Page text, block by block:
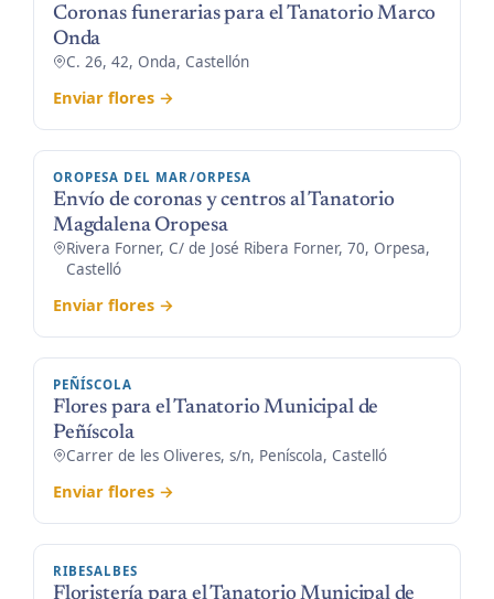
Coronas funerarias para el Tanatorio Marco
Onda
C. 26, 42, Onda, Castellón
Enviar flores →
OROPESA DEL MAR/ORPESA
Envío de coronas y centros al Tanatorio
Magdalena Oropesa
Rivera Forner, C/ de José Ribera Forner, 70, Orpesa,
Castelló
Enviar flores →
PEÑÍSCOLA
Flores para el Tanatorio Municipal de
Peñíscola
Carrer de les Oliveres, s/n, Peníscola, Castelló
Enviar flores →
RIBESALBES
Floristería para el Tanatorio Municipal de